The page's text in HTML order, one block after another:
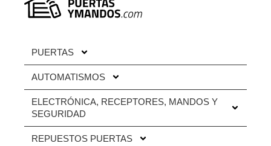
PUERTAS
AUTOMATISMOS
ELECTRÓNICA, RECEPTORES, MANDOS Y
SEGURIDAD
REPUESTOS PUERTAS